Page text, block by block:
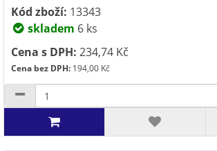
Kód zboží: 13343
skladem 6 ks
Cena s DPH: 234,74 Kč
Cena bez DPH: 194,00 Kč